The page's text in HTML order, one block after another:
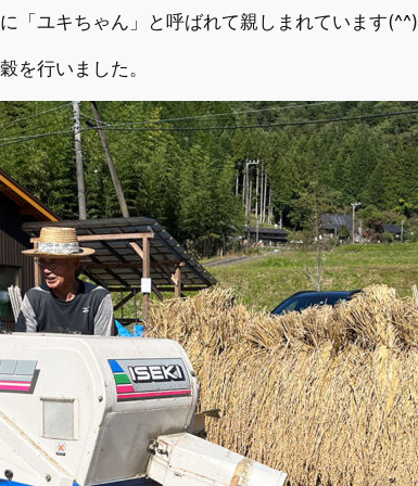
「ユキちゃん」と呼ばれて親しまれています(^^)
を行いました。